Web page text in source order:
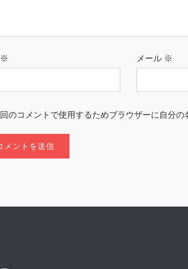
※ メール ※
のコメントで使用するためブラウザーに自分